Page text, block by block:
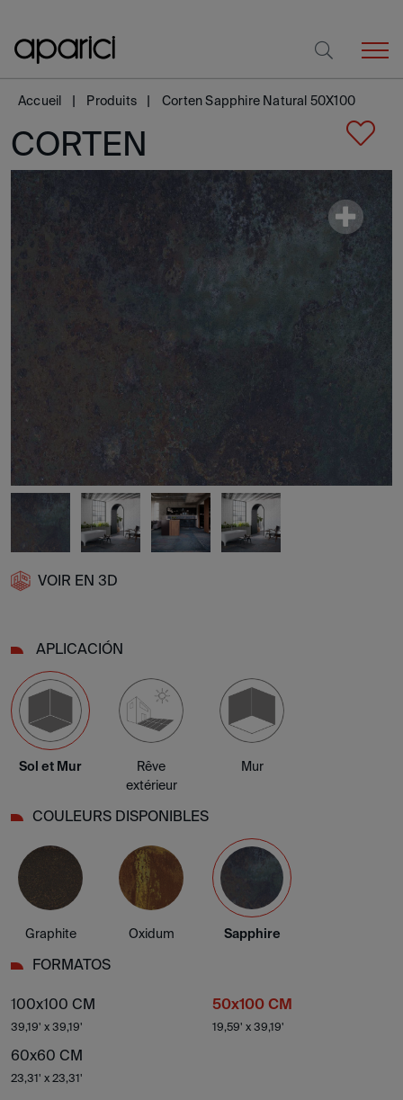
Accueil Produits Corten Sapphire Natural 50X100
CORTEN
VOIR EN 3D
APLICACIÓN
Sol et Mur
Rêve
extérieur
Mur
COULEURS DISPONIBLES
Graphite Oxidum Sapphire
FORMATOS
100x100 CM
39,19' x 39,19'
50x100 CM
19,59' x 39,19'
60x60 CM
23,31' x 23,31'